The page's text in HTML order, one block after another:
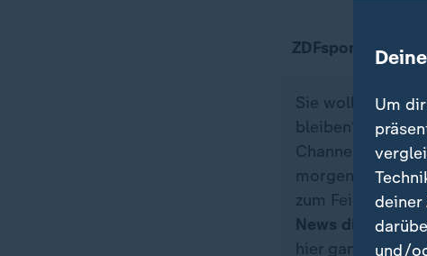
ZDFsportstudio
Sie wollen über
bleiben? Dann
Channel genau
morgens zum
zum Feierabend
News direkt auf
hier ganz
Um
deiner
und/